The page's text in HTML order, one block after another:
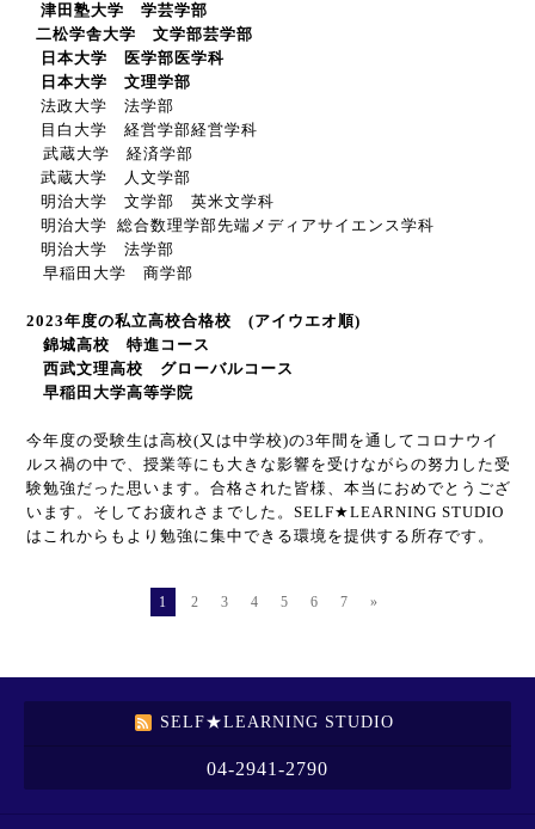
津田塾大学 学芸学部
二松学舎大学 文学部芸学部
日本大学 医学部医学科
日本大学 文理学部
法政大学 法学部
目白大学 経営学部経営学科
武蔵大学 経済学部
武蔵大学 人文学部
明治大学 文学部 英米文学科
明治大学 総合数理学部先端メディアサイエンス学科
明治大学 法学部
早稲田大学 商学部
2023年度の私立高校合格校 (アイウエオ順)
錦城高校 特進コース
西武文理高校 グローバルコース
早稲田大学高等学院
今年度の受験生は高校(又は中学校)の3年間を通してコロナウイ
ルス禍の中で、授業等にも大きな影響を受けながらの努力した受
験勉強だった思います。合格された皆様、本当におめでとうござ
います。そしてお疲れさまでした。 SELF★LEARNING STUDIO
はこれからもより勉強に集中できる環境を提供する所存です。
1 2 3 4 5 6 7 »
SELF★LEARNING STUDIO
04-2941-2790